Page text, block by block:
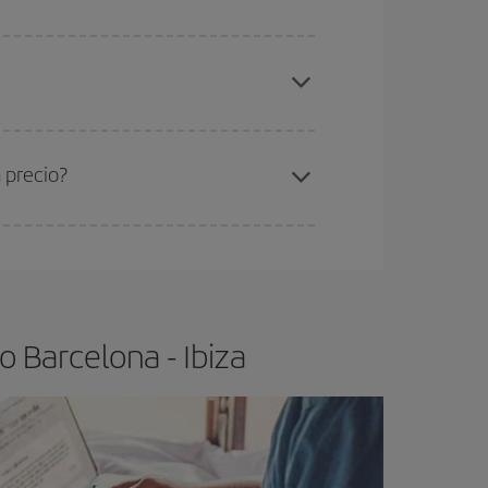
Barcelona - Ibiza